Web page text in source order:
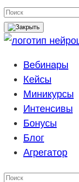
Поиск
Вебинары
Кейсы
Миникурсы
Интенсивы
Бонусы
Блог
Агрегатор